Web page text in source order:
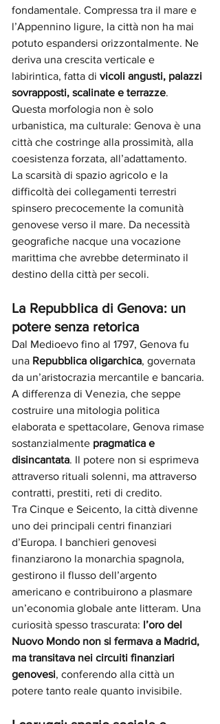
fondamentale. Compressa tra il mare e
l’Appennino ligure, la città non ha mai
potuto espandersi orizzontalmente. Ne
deriva una crescita verticale e
labirintica, fatta di vicoli angusti, palazzi
sovrapposti, scalinate e terrazze.
Questa morfologia non è solo
urbanistica, ma culturale: Genova è una
città che costringe alla prossimità, alla
coesistenza forzata, all’adattamento.
La scarsità di spazio agricolo e la
difficoltà dei collegamenti terrestri
spinsero precocemente la comunità
genovese verso il mare. Da necessità
geografiche nacque una vocazione
marittima che avrebbe determinato il
destino della città per secoli.
La Repubblica di Genova: un
potere senza retorica
Dal Medioevo fino al 1797, Genova fu
una Repubblica oligarchica, governata
da un’aristocrazia mercantile e bancaria.
A differenza di Venezia, che seppe
costruire una mitologia politica
elaborata e spettacolare, Genova rimase
sostanzialmente pragmatica e
disincantata. Il potere non si esprimeva
attraverso rituali solenni, ma attraverso
contratti, prestiti, reti di credito.
Tra Cinque e Seicento, la città divenne
uno dei principali centri finanziari
d’Europa. I banchieri genovesi
finanziarono la monarchia spagnola,
gestirono il flusso dell’argento
americano e contribuirono a plasmare
un’economia globale ante litteram. Una
curiosità spesso trascurata: l’oro del
Nuovo Mondo non si fermava a Madrid,
ma transitava nei circuiti finanziari
genovesi, conferendo alla città un
potere tanto reale quanto invisibile.